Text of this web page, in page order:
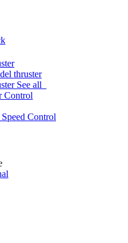
thruster
See all
Control
Control